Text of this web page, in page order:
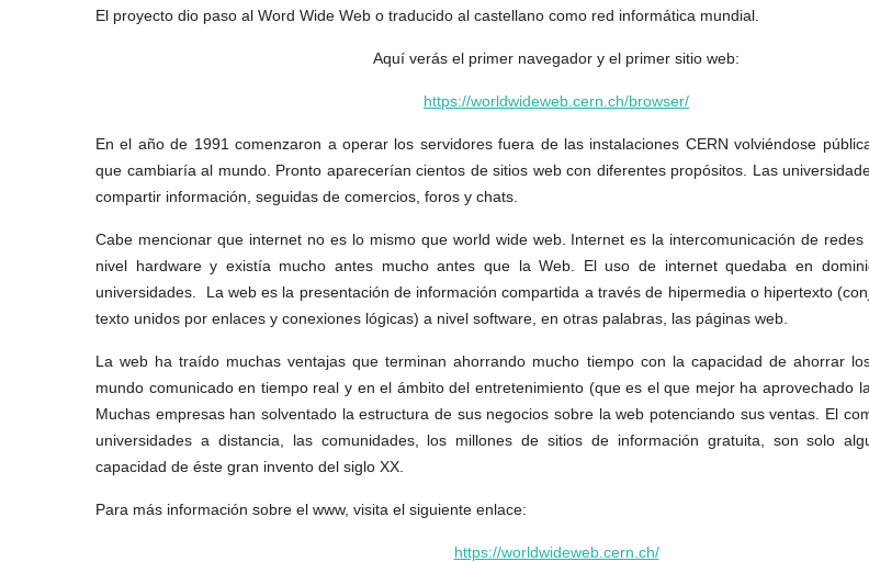
El proyecto dio paso al Word Wide Web o traducido al castellano como red informática mundial.
Aquí verás el primer navegador y el primer sitio web:
https://worldwideweb.cern.ch/browser/
En el año de 1991 comenzaron a operar los servidores fuera de las instalaciones CERN volviéndose
que cambiaría al mundo. Pronto aparecerían cientos de sitios web con diferentes propósitos. Las
compartir información, seguidas de comercios, foros y chats.
Cabe mencionar que internet no es lo mismo que world wide web. Internet es la intercomunicación de
nivel hardware y existía mucho antes mucho antes que la Web. El uso de internet quedaba en
universidades. La web es la presentación de información compartida a través de hipermedia o hipertexto
texto unidos por enlaces y conexiones lógicas) a nivel software, en otras palabras, las páginas web.
La web ha traído muchas ventajas que terminan ahorrando mucho tiempo con la capacidad de ahorrar
mundo comunicado en tiempo real y en el ámbito del entretenimiento (que es el que mejor ha aprovechado
Muchas empresas han solventado la estructura de sus negocios sobre la web potenciando sus ventas. El
universidades a distancia, las comunidades, los millones de sitios de información gratuita, son solo
capacidad de éste gran invento del siglo XX.
Para más información sobre el www, visita el siguiente enlace:
https://worldwideweb.cern.ch/